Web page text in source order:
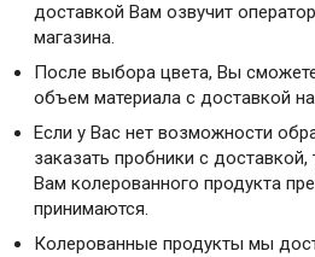
доставкой Вам озвучит
магазина.
После выбора цвета, Вы
объем материала с доставкой
Если у Вас нет возможности
заказать пробники с доставкой,
Вам колерованного продукта
принимаются.
Колерованные продукты мы